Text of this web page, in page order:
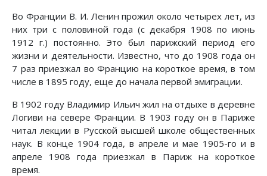
Во Франции В. И. Ленин прожил около четырех лет, из
них три с половиной года (с декабря 1908 по июнь
1912 г.) постоянно. Это был парижский период его
жизни и деятельности. Известно, что до 1908 года он
7 раз приезжал во Францию на короткое время, в том
числе в 1895 году, еще до начала первой эмиграции.
В 1902 году Владимир Ильич жил на отдыхе в деревне
Логиви на севере Франции. В 1903 году он в Париже
читал лекции в Русской высшей школе общественных
наук. В конце 1904 года, в апреле и мае 1905-го и в
апреле 1908 года приезжал в Париж на короткое
время.